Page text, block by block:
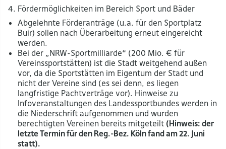
4. Fördermöglichkeiten im Bereich Sport und Bäder
Abgelehnte Förderanträge (u.a. für den Sportplatz
Buir) sollen nach Überarbeitung erneut eingereicht
werden.
Bei der „NRW-Sportmilliarde“ (200 Mio. € für
Vereinssportstätten) ist die Stadt weitgehend außen
vor, da die Sportstätten im Eigentum der Stadt und
nicht der Vereine sind (es sei denn, es liegen
langfristige Pachtverträge vor). Hinweise zu
Infoveranstaltungen des Landessportbundes werden in
die Niederschrift aufgenommen und wurden
berechtigten Vereinen bereits mitgeteilt (Hinweis: der
letzte Termin für den Reg.-Bez. Köln fand am 22. Juni
statt).